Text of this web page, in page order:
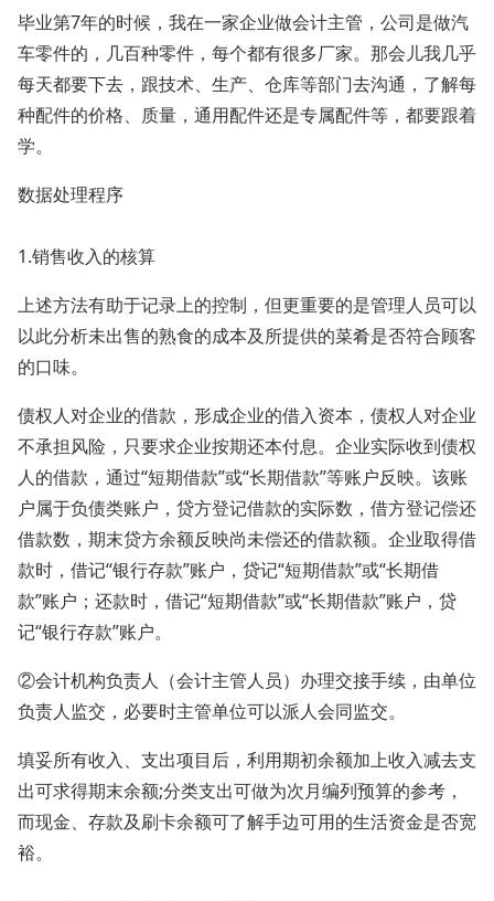
毕业第7年的时候，我在一家企业做会计主管，公司是做汽
车零件的，几百种零件，每个都有很多厂家。那会儿我几乎
每天都要下去，跟技术、生产、仓库等部门去沟通，了解每
种配件的价格、质量，通用配件还是专属配件等，都要跟着
学。
数据处理程序
1.销售收入的核算
上述方法有助于记录上的控制，但更重要的是管理人员可以
以此分析未出售的熟食的成本及所提供的菜肴是否符合顾客
的口味。
债权人对企业的借款，形成企业的借入资本，债权人对企业
不承担风险，只要求企业按期还本付息。企业实际收到债权
人的借款，通过“短期借款”或“长期借款”等账户反映。该账
户属于负债类账户，贷方登记借款的实际数，借方登记偿还
借款数，期末贷方余额反映尚未偿还的借款额。企业取得借
款时，借记“银行存款”账户，贷记“短期借款”或“长期借
款”账户；还款时，借记“短期借款”或“长期借款”账户，贷
记“银行存款”账户。
②会计机构负责人（会计主管人员）办理交接手续，由单位
负责人监交，必要时主管单位可以派人会同监交。
填妥所有收入、支出项目后，利用期初余额加上收入减去支
出可求得期末余额;分类支出可做为次月编列预算的参考，
而现金、存款及刷卡余额可了解手边可用的生活资金是否宽
裕。